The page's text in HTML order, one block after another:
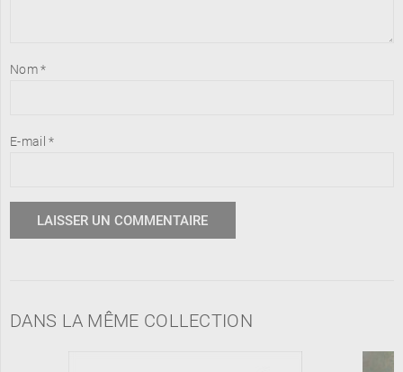
Nom*
E-mail*
DANS LA MÊME COLLECTION